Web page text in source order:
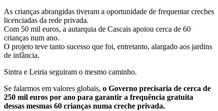
As crianças abrangidas tiveram a oportunidade de frequentar creches
licenciadas da rede privada.
Com 50 mil euros, a autarquia de Cascais apoiou cerca de 60
crianças num ano.
O projeto teve tanto sucesso que foi, entretanto, alargado aos jardins
de infância.
Sintra e Leiria seguiram o mesmo caminho.
Se falarmos em valores globais, o Governo precisaria de cerca de
250 mil euros por ano para garantir a frequência gratuita
dessas mesmas 60 crianças numa creche privada.